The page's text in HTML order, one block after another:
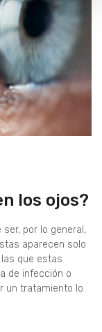
los ojos?
por lo general,
aparecen solo
que estas
de infección o
un tratamiento lo